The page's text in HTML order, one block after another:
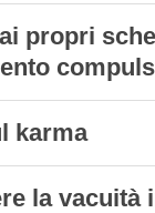
propri
karma
la vacuità